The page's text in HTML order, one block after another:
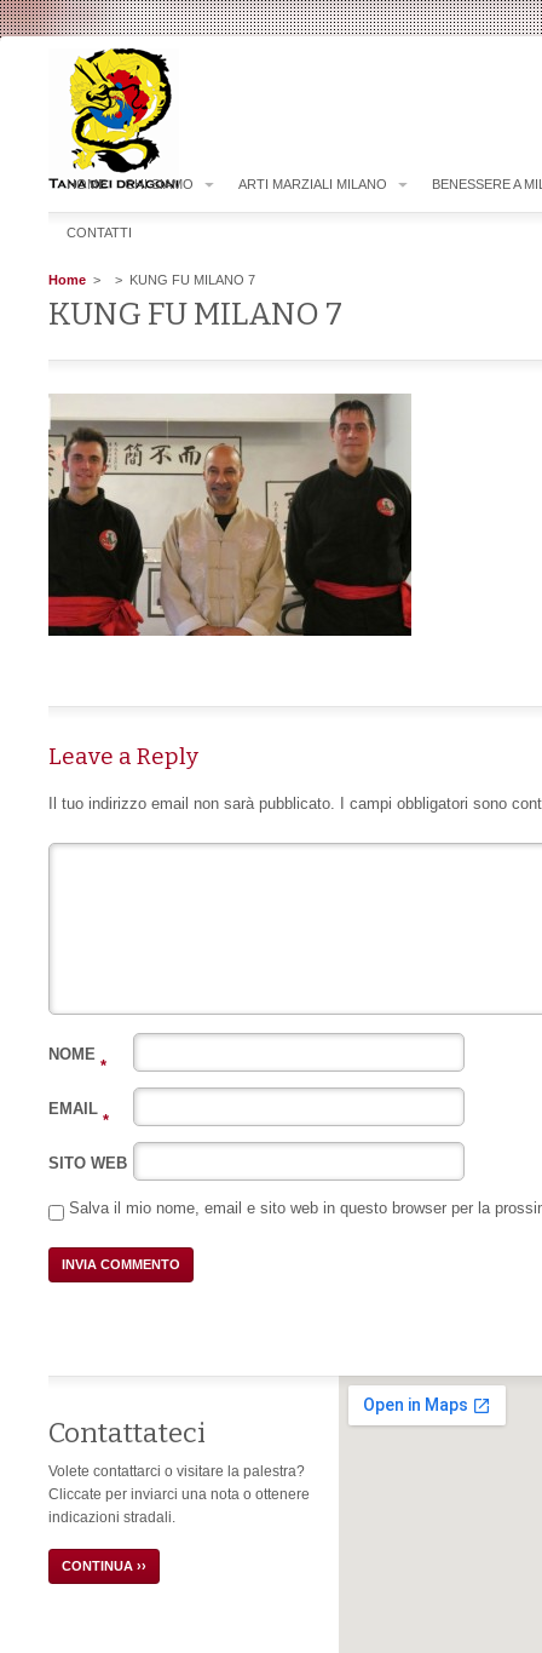
HOME CHI SIAMO ARTI MARZIALI MILANO BENESSERE A
CONTATTI
Home > > KUNG FU MILANO 7
KUNG FU MILANO 7
Leave a Reply
Il tuo indirizzo email non sarà pubblicato. I campi obbligatori sono
NOME
*
EMAIL
*
SITO WEB
Salva il mio nome, email e sito web in questo browser per la
Contattateci
Volete contattarci o visitare la palestra?
Cliccate per inviarci una nota o ottenere
indicazioni stradali.
CONTINUA ››